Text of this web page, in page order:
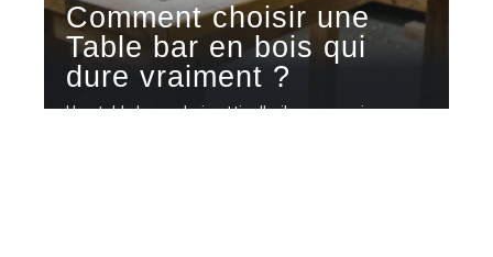
Comment choisir une
Table bar en bois qui
dure vraiment ?
Une table bar en bois attire l'œil en magasin ou en